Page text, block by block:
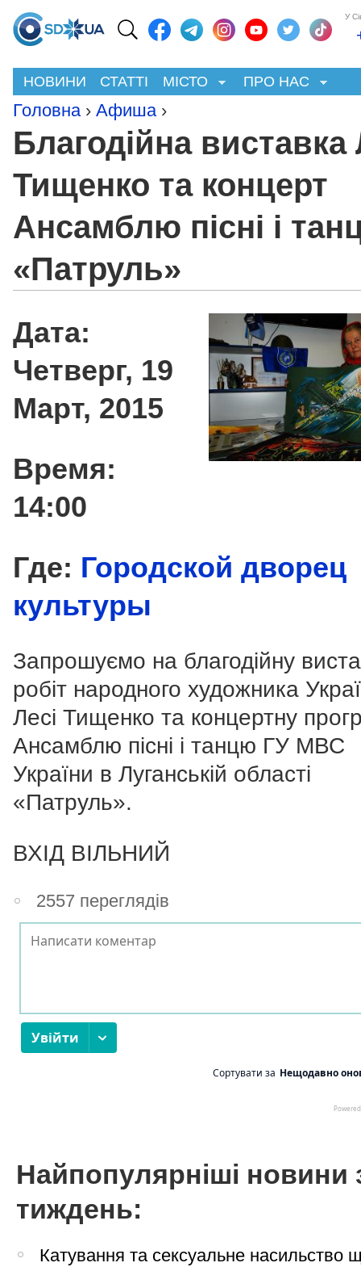
У
НОВИНИ СТАТТІ МІСТО ПРО НАС
Головна › Афиша ›
Благодійна виставка
Тищенко та концерт
Ансамблю пісні і
«Патруль»
Дата:
Четверг, 19
Март, 2015
Время:
14:00
Где: Городской дворец
культуры
Запрошуємо на благодійну
робіт народного художника
Лесі Тищенко та концертну
Ансамблю пісні і танцю ГУ МВС
України в Луганській області
«Патруль».
ВХІД ВІЛЬНИЙ
2557 переглядів
Найпопулярніші новини
тиждень:
Катування та сексуальне насильство